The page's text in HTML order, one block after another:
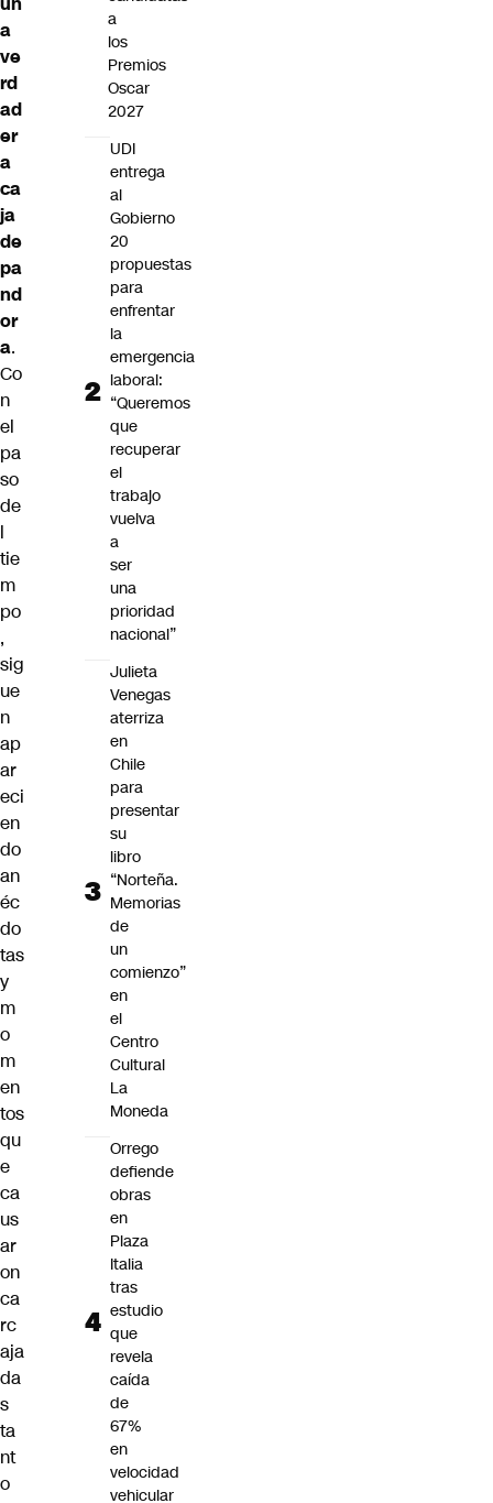
a
ve
rd
ad
er
a
ca
ja
de
pa
nd
or
a.
Co
n
el
pa
so
de
l
tie
m
po
,
sig
ue
n
ap
ar
eci
en
do
an
éc
do
tas
y
m
o
m
en
tos
qu
e
ca
us
ar
on
ca
rc
aja
da
s
ta
nt
o
a
los
Premios
Oscar
2027
UDI
entrega
al
Gobierno
20
propuestas
para
enfrentar
la
emergencia
laboral:
“Queremos
que
recuperar
el
trabajo
vuelva
a
ser
una
prioridad
nacional”
Julieta
Venegas
aterriza
en
Chile
para
presentar
su
libro
“Norteña.
Memorias
de
un
comienzo”
en
el
Centro
Cultural
La
Moneda
Orrego
defiende
obras
en
Plaza
Italia
tras
estudio
que
revela
caída
de
67%
en
velocidad
vehicular